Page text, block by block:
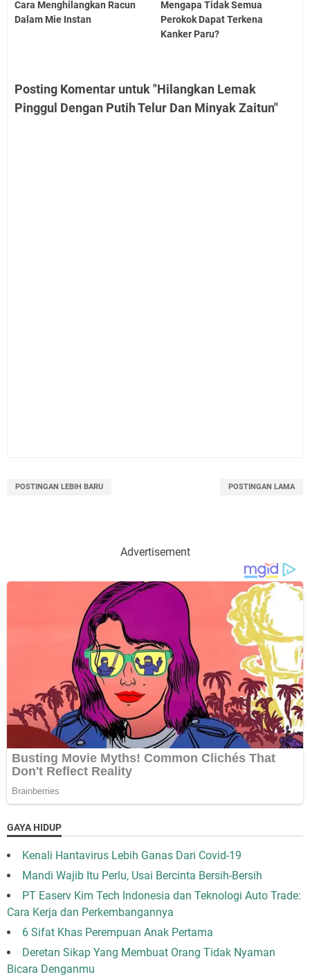
Cara Menghilangkan Racun
Dalam Mie Instan
Mengapa Tidak Semua
Perokok Dapat Terkena
Kanker Paru?
Posting Komentar untuk "Hilangkan Lemak
Pinggul Dengan Putih Telur Dan Minyak Zaitun"
POSTINGAN LEBIH BARU POSTINGAN LAMA
Advertisement
GAYA HIDUP
Kenali Hantavirus Lebih Ganas Dari Covid-19
Mandi Wajib Itu Perlu, Usai Bercinta Bersih-Bersih
PT Easerv Kim Tech Indonesia dan Teknologi Auto Trade:
Cara Kerja dan Perkembangannya
6 Sifat Khas Perempuan Anak Pertama
Deretan Sikap Yang Membuat Orang Tidak Nyaman
Bicara Denganmu